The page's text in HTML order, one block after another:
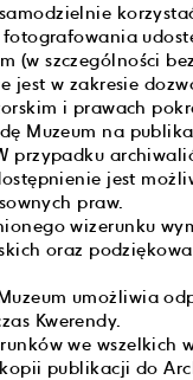
(w szczególności
jest w zakresie
i prawach
Muzeum na
przypadku
jest
praw.
wizerunku
oraz
umożliwia
Kwerendy.
we wszelkich
publikacji do